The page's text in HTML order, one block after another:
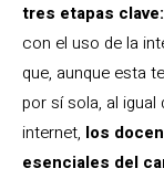
tres etapas
con el uso de la
que, aunque esta
por sí sola, al
internet, los
esenciales del